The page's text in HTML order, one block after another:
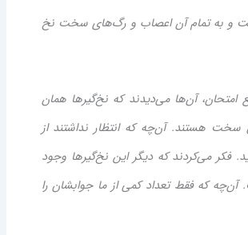
و به تمام آن اعصاب و رگ‌های سخت نخ
امتحان، آن‌ها می‌دیدند که نخ‌گیرها همان
هستند. آن‌چه که انتظار نداشتند از
فکر می‌کردند که دیگر این نخ‌گیرها وجود
آن‌چه که فقط تعداد کمی از ما جوابشان را